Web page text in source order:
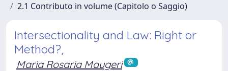
2.1 Contributo in volume (Capitolo o Saggio)
Intersectionality and Law: Right or
Method?,
Maria Rosaria Maugeri